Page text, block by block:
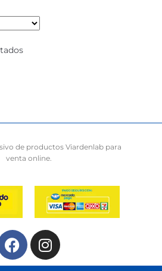
de productos Viardenlab para
venta online.